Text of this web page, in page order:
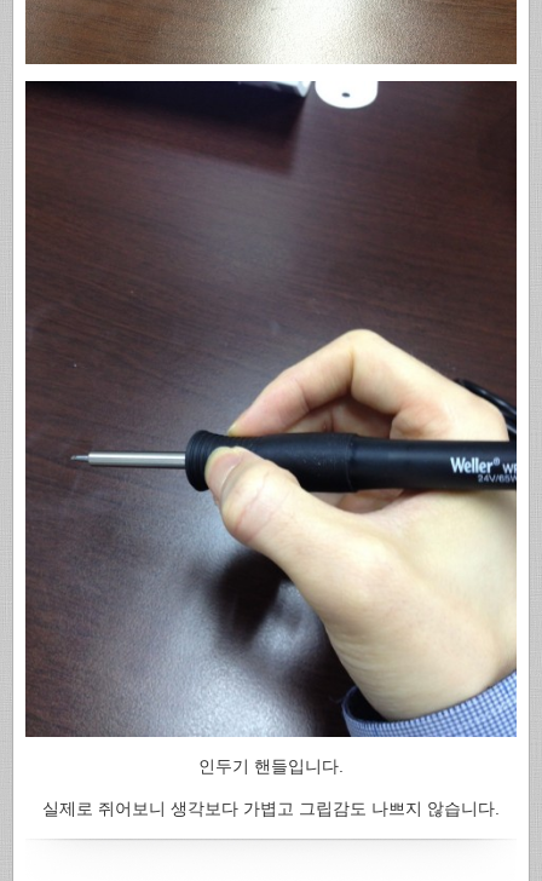
인두기 핸들입니다.
실제로 쥐어보니 생각보다 가볍고 그립감도 나쁘지 않습니다.